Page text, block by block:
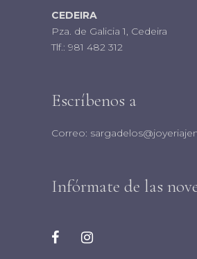
CEDEIRA
Pza. de Galicia 1, Cedeira
Tlf.: 981 482 312
Escríbenos a
Correo:
Infórmate de las